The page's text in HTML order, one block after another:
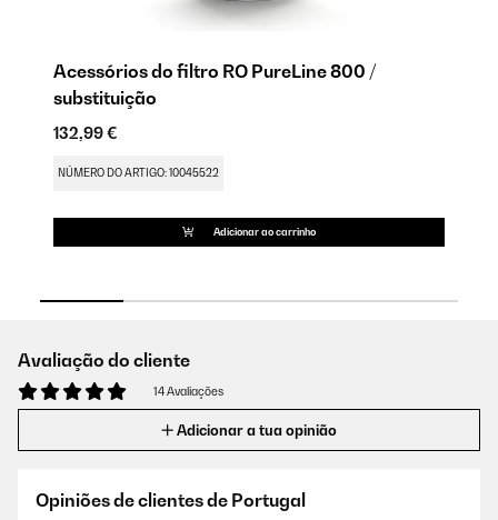
Acessórios do filtro RO PureLine 800 /
substituição
132,99 €
NÚMERO DO ARTIGO: 10045522
Adicionar ao carrinho
Avaliação do cliente
14 Avaliações
Adicionar a tua opinião
Opiniões de clientes de Portugal